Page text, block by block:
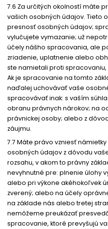
7.6 Za určitých okolností máte
vašich osobných údajov. Tieto
presnosť osobných údajov;
vylučujete vymazanie; už
účely nášho spracovania, ale
zriadenie, uplatnenie alebo
ste namietali proti
Ak je spracovanie na tomto
naďalej uchovávať vaše
spracovávať inak: s vaším
obranu právnych nárokov; na
právnickej osoby; alebo z
záujmu.
7.7 Máte právo vzniesť
osobných údajov z dôvodu
rozsahu, v akom to právny
nevyhnutné pre: plnenie úlohy
alebo pri výkone akéhokoľvek
zverený; alebo na účely
na základe nás alebo tretej
nemôžeme preukázať
spracovanie, ktoré prevyšujú